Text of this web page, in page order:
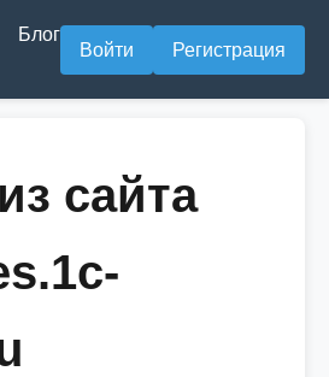
Блог
Войти Регистрация
сайта